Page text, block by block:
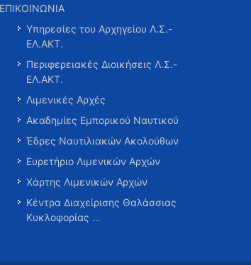
ΕΠΙΚΟΙΝΩΝΙΑ
Υπηρεσίες του Αρχηγείου Λ.Σ.-
ΕΛ.ΑΚΤ.
Περιφερειακές Διοικήσεις Λ.Σ.-
ΕΛ.ΑΚΤ.
Λιμενικές Αρχές
Ακαδημίες Εμπορικού Ναυτικού
Έδρες Ναυτιλιακών Ακολούθων
Ευρετήριο Λιμενικών Αρχών
Χάρτης Λιμενικών Αρχών
Κέντρα Διαχείρισης Θαλάσσιας
Κυκλοφορίας …